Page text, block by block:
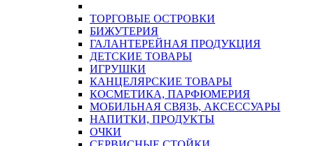
ТОРГОВЫЕ ОСТРОВКИ
БИЖУТЕРИЯ
ГАЛАНТЕРЕЙНАЯ ПРОДУКЦИЯ
ДЕТСКИЕ ТОВАРЫ
ИГРУШКИ
КАНЦЕЛЯРСКИЕ ТОВАРЫ
КОСМЕТИКА, ПАРФЮМЕРИЯ
МОБИЛЬНАЯ СВЯЗЬ, АКСЕССУАРЫ
НАПИТКИ, ПРОДУКТЫ
ОЧКИ